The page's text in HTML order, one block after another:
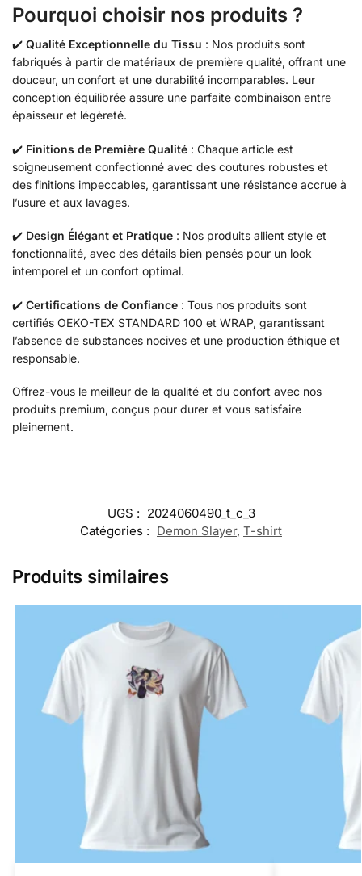
Pourquoi choisir nos produits ?
✔️ Qualité Exceptionnelle du Tissu : Nos produits sont
fabriqués à partir de matériaux de première qualité, offrant une
douceur, un confort et une durabilité incomparables. Leur
conception équilibrée assure une parfaite combinaison entre
épaisseur et légèreté.
✔️ Finitions de Première Qualité : Chaque article est
soigneusement confectionné avec des coutures robustes et
des finitions impeccables, garantissant une résistance accrue à
l’usure et aux lavages.
✔️ Design Élégant et Pratique : Nos produits allient style et
fonctionnalité, avec des détails bien pensés pour un look
intemporel et un confort optimal.
✔️ Certifications de Confiance : Tous nos produits sont
certifiés OEKO-TEX STANDARD 100 et WRAP, garantissant
l’absence de substances nocives et une production éthique et
responsable.
Offrez-vous le meilleur de la qualité et du confort avec nos
produits premium, conçus pour durer et vous satisfaire
pleinement.
UGS : 2024060490_t_c_3
Catégories : Demon Slayer, T-shirt
Produits similaires